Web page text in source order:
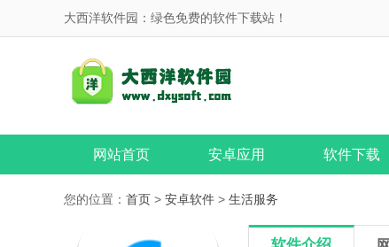
大西洋软件园：绿色免费的软件下载站！
网站首页 安卓应用 软件下载
您的位置： 首页 > 安卓软件 > 生活服务